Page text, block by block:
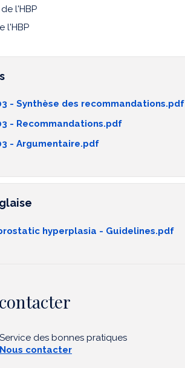
l'HBP
l'HBP
- Synthèse des recommandations.pdf
- Recommandations.pdf
- Argumentaire.pdf
hyperplasia - Guidelines.pdf
Service des bonnes pratiques
Nous contacter